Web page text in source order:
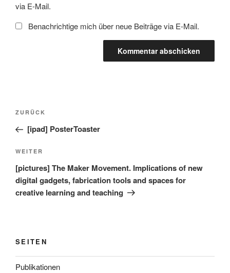
via E-Mail.
Benachrichtige mich über neue Beiträge via E-Mail.
Beitragsnavigation
Vorheriger
Beitrag
ZURÜCK
[ipad] PosterToaster
Nächster
Beitrag
WEITER
[pictures] The Maker Movement. Implications of new
digital gadgets, fabrication tools and spaces for
creative learning and teaching
SEITEN
Publikationen